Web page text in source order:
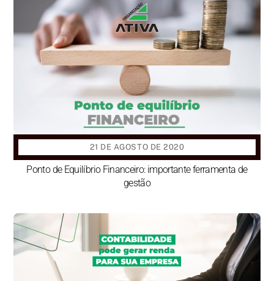
21 DE AGOSTO DE 2020
Ponto de Equilíbrio Financeiro: importante ferramenta de
gestão